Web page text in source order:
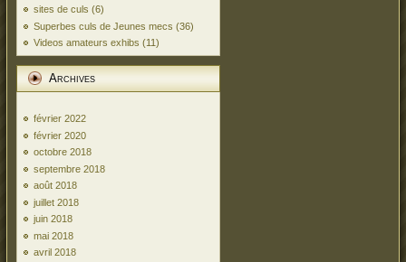
sites de culs (6)
Superbes culs de Jeunes mecs (36)
Videos amateurs exhibs (11)
Archives
février 2022
février 2020
octobre 2018
septembre 2018
août 2018
juillet 2018
juin 2018
mai 2018
avril 2018